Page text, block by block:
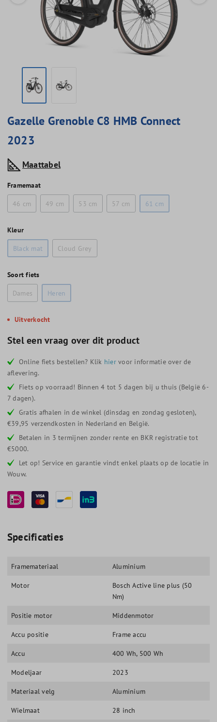
Gazelle Grenoble C8 HMB Connect
2023
Maattabel
Framemaat
46 cm
49 cm 53 cm 57 cm 61 cm
Kleur
Black mat
Cloud Grey
Soort fiets
Dames
Heren
Uitverkocht
Stel een vraag over dit product
Online fiets bestellen? Klik hiervoor informatie over de
aflevering.
Fiets op voorraad! Binnen 4 tot 5 dagen bij u thuis (België 6-
7 dagen).
Gratis afhalen in de winkel (dinsdag en zondag gesloten),
€39,95 verzendkosten in Nederland en België.
Betalen in 3 termijnen zonder rente en BKR registratie tot
€5000.
Let op! Service en garantie vindt enkel plaats op de locatie in
Wouw.
Specificaties
Framemateriaal Aluminium
Motor
Bosch Active line plus (50
Nm)
Positie motor Middenmotor
Accu positie Frame accu
Accu 400 Wh, 500 Wh
Modeljaar 2023
Materiaal velg Aluminium
Wielmaat 28 inch